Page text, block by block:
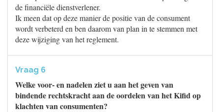
de financiële dienstverlener.
Ik meen dat op deze manier de positie van de consument
wordt verbeterd en ben daarom van plan in te stemmen met
deze wijziging van het reglement.
Vraag 6
Welke voor- en nadelen ziet u aan het geven van
bindende rechtskracht aan de oordelen van het Kifid op
klachten van consumenten?